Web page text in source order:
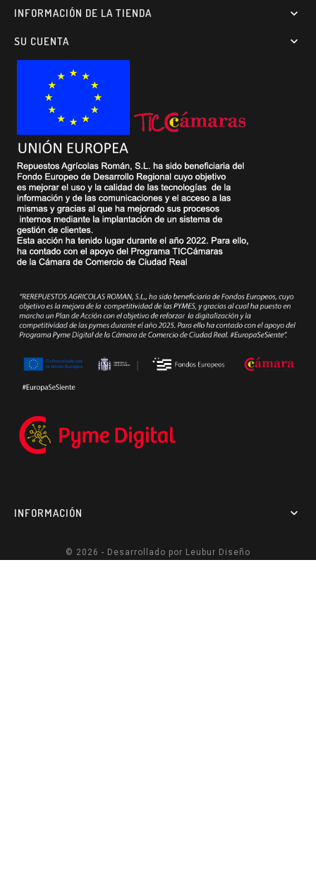
INFORMACIÓN DE LA TIENDA 
SU CUENTA 
INFORMACIÓN 
© 2026 - Desarrollado por Leubur Diseño